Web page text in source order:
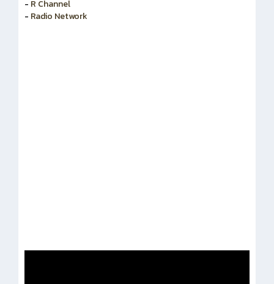
- สำนักงานคณะกรรมการข้าราชการพลเรือน
- R Channel